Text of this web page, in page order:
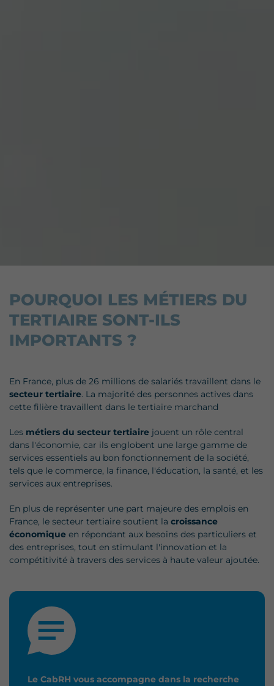
POURQUOI LES MÉTIERS DU
TERTIAIRE SONT-ILS
IMPORTANTS ?
En France, plus de 26 millions de salariés travaillent dans le
secteur tertiaire. La majorité des personnes actives dans
cette filière travaillent dans le tertiaire marchand
Les métiers du secteur tertiaire jouent un rôle central
dans l'économie, car ils englobent une large gamme de
services essentiels au bon fonctionnement de la société,
tels que le commerce, la finance, l'éducation, la santé, et les
services aux entreprises.
En plus de représenter une part majeure des emplois en
France, le secteur tertiaire soutient la croissance
économique en répondant aux besoins des particuliers et
des entreprises, tout en stimulant l'innovation et la
compétitivité à travers des services à haute valeur ajoutée.
Le CabRH vous accompagne dans la recherche